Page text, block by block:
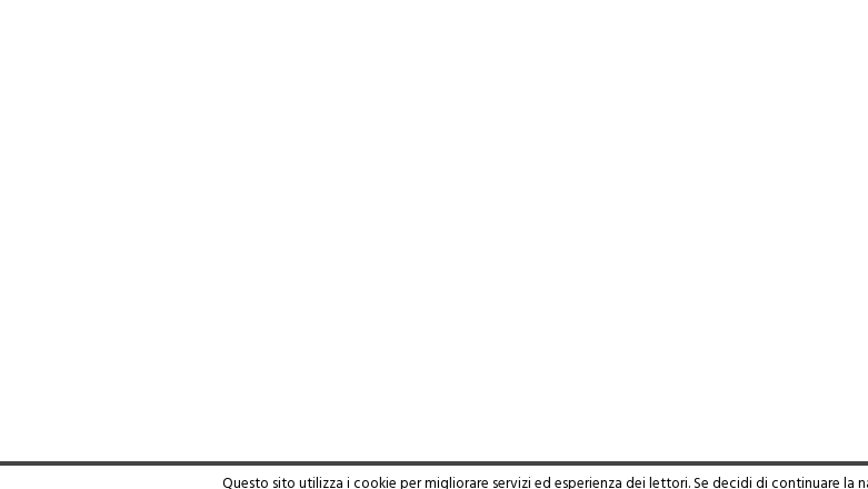
Questo sito utilizza i cookie per migliorare servizi ed esperienza dei lettori. Se decidi di continuare la